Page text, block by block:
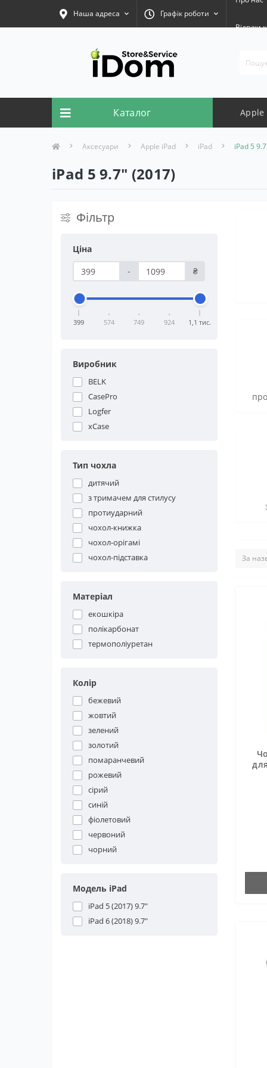
Наша адреса Графік роботи
Відгуки
Каталог Apple
Аксесуари Apple iPad iPad iPad 5
iPad 5 9.7" (2017)
Фільтр
Ціна
-
₴
399 574 749 924 1,1 тис.
Виробник
BELK
CasePro
Logfer
xCase
Тип чохла
дитячий
з тримачем для стилусу
протиударний
чохол-книжка
чохол-орігамі
чохол-підставка
Матеріал
екошкіра
полікарбонат
термополіуретан
Колір
бежевий
жовтий
зелений
золотий
помаранчевий
рожевий
сірий
синій
фіолетовий
червоний
чорний
Модель iPad
iPad 5 (2017) 9.7"
iPad 6 (2018) 9.7"